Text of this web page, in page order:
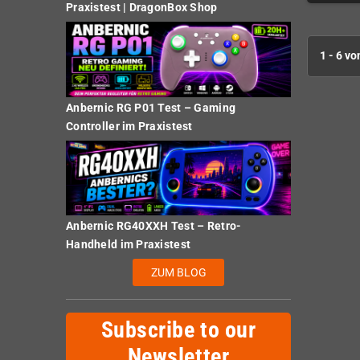
Praxistest | DragonBox Shop
Anbernic RG P01 Test – Gaming
Controller im Praxistest
Anbernic RG40XXH Test – Retro-
Handheld im Praxistest
ZUM BLOG
Subscribe to our
1 - 6